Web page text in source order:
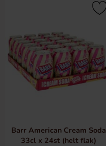
Barr American Cream Soda
33cl x 24st (helt flak)